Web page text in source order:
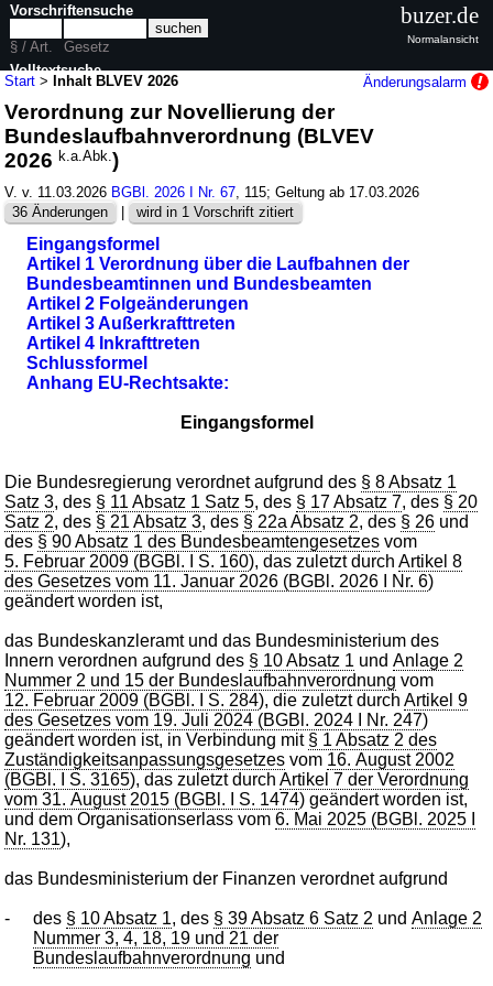
Start >Inhalt BLVEV 2026 Änderungsalarm
Verordnung zur Novellierung der
Bundeslaufbahnverordnung (BLVEV
2026k.a.Abk.)
V. v. 11.03.2026 BGBl. 2026 I Nr. 67 , 115; Geltung ab 17.03.2026
36 Änderungen
| wird in 1 Vorschrift zitiert
Eingangsformel
Artikel 1 Verordnung über die Laufbahnen der
Bundesbeamtinnen und Bundesbeamten
Artikel 2 Folgeänderungen
Artikel 3 Außerkrafttreten
Artikel 4 Inkrafttreten
Schlussformel
Anhang EU-Rechtsakte:
Eingangsformel
Die Bundesregierung verordnet aufgrund des § 8 Absatz 1
Satz 3, des § 11 Absatz 1 Satz 5, des § 17 Absatz 7, des § 20
Satz 2, des § 21 Absatz 3, des § 22a Absatz 2, des § 26 und
des § 90 Absatz 1 des Bundesbeamtengesetzes vom
5. Februar 2009 (BGBl. I S. 160), das zuletzt durchArtikel 8
des Gesetzes vom 11. Januar 2026 (BGBl. 2026 I Nr. 6)
geändert worden ist,
das Bundeskanzleramt und das Bundesministerium des
Innern verordnen aufgrund des § 10 Absatz 1 undAnlage 2
Nummer 2 und 15 der Bundeslaufbahnverordnung vom
12. Februar 2009 (BGBl. I S. 284), die zuletzt durchArtikel 9
des Gesetzes vom 19. Juli 2024 (BGBl. 2024 I Nr. 247)
geändert worden ist, in Verbindung mit § 1 Absatz 2 des
Zuständigkeitsanpassungsgesetzes vom 16. August 2002
(BGBl. I S. 3165), das zuletzt durchArtikel 7 der Verordnung
vom 31. August 2015 (BGBl. I S. 1474) geändert worden ist,
und dem Organisationserlass vom6. Mai 2025 (BGBl. 2025 I
Nr. 131),
das Bundesministerium der Finanzen verordnet aufgrund
- des § 10 Absatz 1, des § 39 Absatz 6 Satz 2 undAnlage 2
Nummer 3, 4, 18, 19 und 21 der
Bundeslaufbahnverordnung und
Vorschriftensuche
§ / Art.
Gesetz
Volltextsuche
nur in BLVEV 2026
buzer.de
Normalansicht